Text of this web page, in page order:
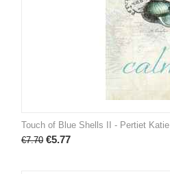
Touch of Blue Shells II - Pertiet Katie
€7.70 €5.77